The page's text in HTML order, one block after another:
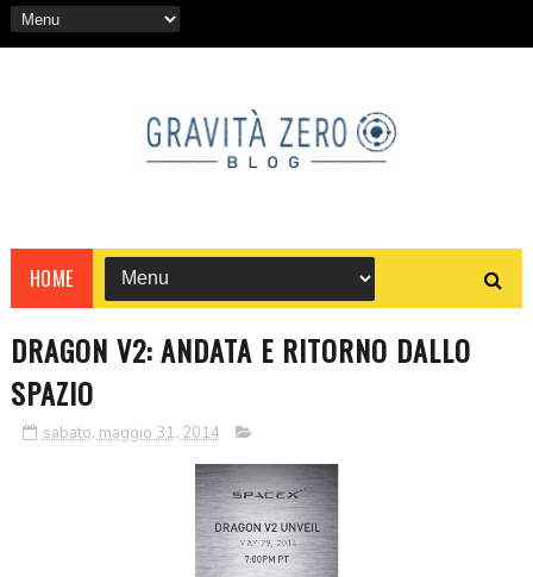
HOME
DRAGON V2: ANDATA E RITORNO DALLO
SPAZIO
sabato, maggio 31, 2014